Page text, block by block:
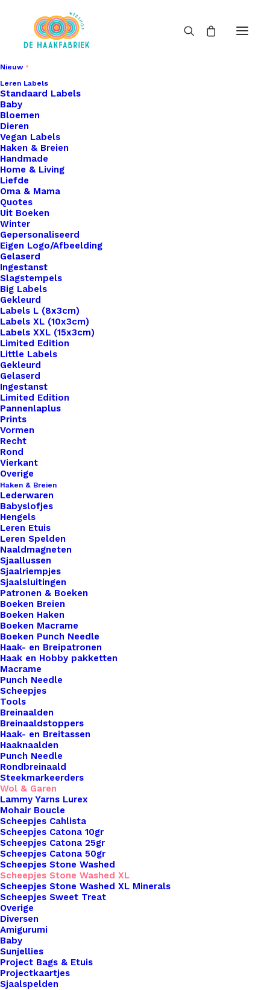
Nieuw
Leren Labels
Standaard Labels
Baby
Bloemen
Dieren
Vegan Labels
Haken & Breien
Handmade
Home & Living
Liefde
Oma & Mama
Quotes
Uit Boeken
Winter
Gepersonaliseerd
Eigen Logo/Afbeelding
Gelaserd
Ingestanst
Slagstempels
Big Labels
Gekleurd
Labels L (8x3cm)
Labels XL (10x3cm)
Labels XXL (15x3cm)
Limited Edition
Little Labels
Gekleurd
Gelaserd
Ingestanst
Limited Edition
Pannenlaplus
Prints
Vormen
Recht
Rond
Vierkant
Overige
Haken & Breien
Lederwaren
Babyslofjes
Hengels
Leren Etuis
Leren Spelden
Naaldmagneten
Sjaallussen
Sjaalriempjes
Sjaalsluitingen
Patronen & Boeken
Boeken Breien
Boeken Haken
Boeken Macrame
Boeken Punch Needle
Haak- en Breipatronen
Haak en Hobby pakketten
Macrame
Punch Needle
Scheepjes
Tools
Breinaalden
Breinaaldstoppers
Haak- en Breitassen
Haaknaalden
Punch Needle
Rondbreinaald
Steekmarkeerders
Wol & Garen
Lammy Yarns Lurex
Mohair Boucle
Scheepjes Cahlista
Scheepjes Catona 10gr
Scheepjes Catona 25gr
Scheepjes Catona 50gr
Scheepjes Stone Washed
Scheepjes Stone Washed XL
Scheepjes Stone Washed XL Minerals
Scheepjes Sweet Treat
Overige
Diversen
Amigurumi
Baby
Sunjellies
Project Bags & Etuis
Projectkaartjes
Sjaalspelden
Home
Haken & Breien
Scheepjes Stone Washed XL – 855- Green Agate
Scheepjes Stone
Washed XL – 855-
Green Agate
€3,60
Stone Washed van Scheepjeswol is een heerlijk
zacht garen van 70% katoen en 30% acryl met
een Jeans look. Het is geschikt voor zowel breien
als haken. De aanbevolen naalddikte is 5mm.
Materiaal70% katoen / 30% acrylGewicht50 gram.
Lengteca. 75 meter. Aanbevolen naald5mm.
Stekenverhouding 10 x 10cm14 steken x 19
naalden. Machinewas 40 graden.
3 op voorraad
Scheepjes
Stone
Washed
XL
-
855-
Green
Agate
aantal
Toevoegen aan verlanglijst
Artikelnummer
Categorie
Naalddikte
Kleur
Binnen 1-3 werkdagen verzonden
Veilig betalen
Unieke en kwaliteitsproducten